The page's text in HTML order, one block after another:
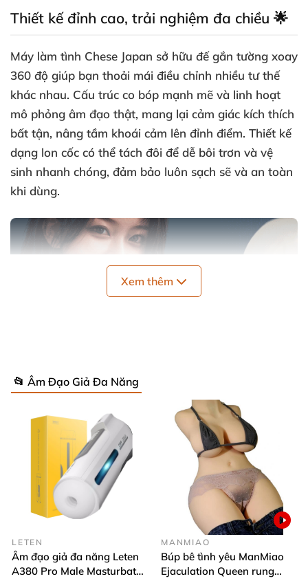
Thiết kế đỉnh cao, trải nghiệm đa chiều 🌟
Máy làm tình Chese Japan sở hữu đế gắn tường xoay
360 độ giúp bạn thoải mái điều chỉnh nhiều tư thế
khác nhau. Cấu trúc co bóp mạnh mẽ và linh hoạt
mô phỏng âm đạo thật, mang lại cảm giác kích thích
bất tận, nâng tầm khoái cảm lên đỉnh điểm. Thiết kế
dạng lon cốc có thể tách đôi để dễ bôi trơn và vệ
sinh nhanh chóng, đảm bảo luôn sạch sẽ và an toàn
khi dùng.
Xem thêm
📂 Âm Đạo Giả Đa Năng
LETEN
Âm đạo giả đa năng Leten
A380 Pro Male Masturbator
MANMIAO
Búp bê tình yêu ManMiao
Ejaculation Queen rung